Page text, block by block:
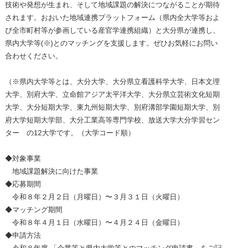
技術や発想が生まれ、そして地域課題の解決につながることが期待
されます。おおいた地域連携プラットフォーム（県内全大学等およ
び全市町村等が参画している産官学連携組織）と大分県が連携し、
県内大学等(※)とのマッチングを支援します。ぜひお気軽にお問い
合わせください。
（※県内大学等とは、大分大学、大分県立看護科学大学、日本文理
大学、別府大学、立命館アジア太平洋大学、大分県立芸術文化短期
大学、大分短期大学、東九州短期大学、別府溝部学園短期大学、別
府大学短期大学部、大分工業高等専門学校、放送大学大分学習セン
ター の12大学です。（大学コード順）
◆対象事業
地域課題解決に向けた事業
◆応募期間
令和８年２月２日（月曜日）〜３月３１日（火曜日）
◆マッチング期間
令和８年４月１日（水曜日）〜４月２４日（金曜日）
◆申請方法